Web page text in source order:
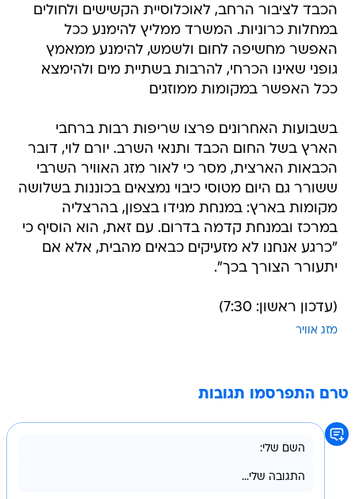
הכבד לציבור הרחב, לאוכלוסיית הקשישים ולחולים
במחלות כרוניות. המשרד ממליץ להימנע ככל
האפשר מחשיפה לחום ולשמש, להימנע ממאמץ
גופני שאינו הכרחי, להרבות בשתיית מים ולהימצא
ככל האפשר במקומות ממוזגים
בשבועות האחרונים פרצו שריפות רבות ברחבי
הארץ בשל החום הכבד ותנאי השרב. יורם לוי, דובר
הכבאות הארצית, מסר כי לאור מזג האוויר השרבי
ששורר גם היום מטוסי כיבוי נמצאים בכוננות בשלושה
מקומות בארץ: במנחת מגידו בצפון, בהרצליה
במרכז ובמנחת קדמה בדרום. עם זאת, הוא הוסיף כי
"כרגע אנחנו לא מזעיקים כבאים מהבית, אלא אם
יתעורר הצורך בכך".
(עדכון ראשון: 7:30)
מזג אוויר
טרם התפרסמו תגובות